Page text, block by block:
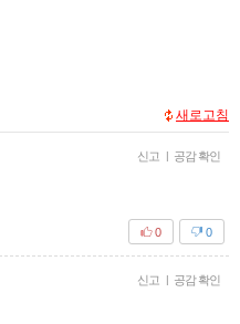
새로고침
신고 공감 확인
0
0
신고 공감 확인